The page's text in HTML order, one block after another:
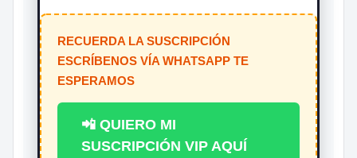
RECUERDA LA SUSCRIPCIÓN
ESCRÍBENOS VÍA WHATSAPP TE
ESPERAMOS
📲 QUIERO MI
SUSCRIPCIÓN VIP AQUÍ